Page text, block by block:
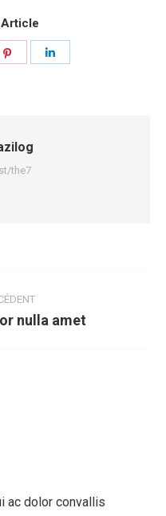
the7
nulla amet
ac dolor convallis